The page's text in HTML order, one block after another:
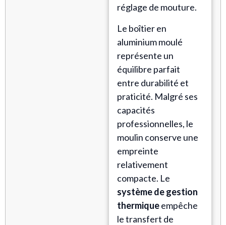
réglage de mouture.
Le boîtier en
aluminium moulé
représente un
équilibre parfait
entre durabilité et
praticité. Malgré ses
capacités
professionnelles, le
moulin conserve une
empreinte
relativement
compacte. Le
système de gestion
thermiqueempêche
le transfert de